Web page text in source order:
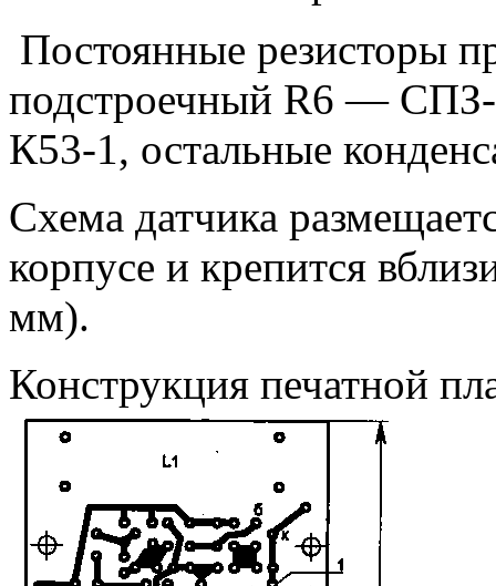
Постоянные резисторы
подстроечный R6 — СПЗ-
К53-1, остальные
Схема датчика
корпусе и крепится
мм).
Конструкция печатной